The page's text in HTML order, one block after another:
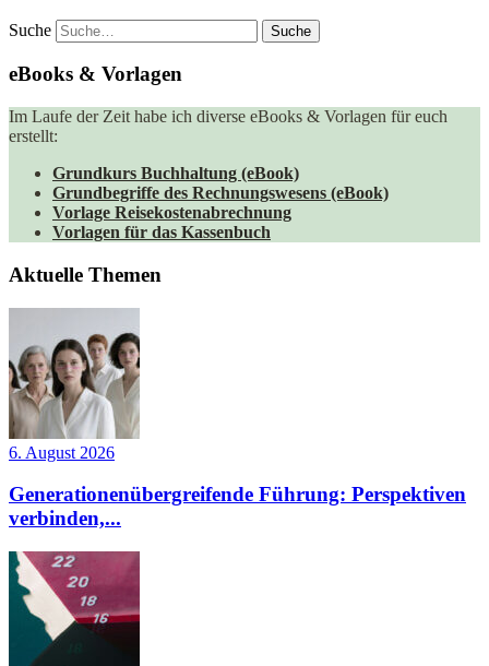
Suche
eBooks & Vorlagen
Im Laufe der Zeit habe ich diverse eBooks & Vorlagen für euch
erstellt:
Grundkurs Buchhaltung (eBook)
Grundbegriffe des Rechnungswesens (eBook)
Vorlage Reisekostenabrechnung
Vorlagen für das Kassenbuch
Aktuelle Themen
6. August 2026
Generationenübergreifende Führung: Perspektiven
verbinden,...